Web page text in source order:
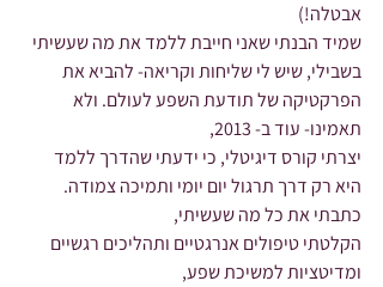
אבטלה!)
שמיד הבנתי שאני חייבת ללמד את מה שעשיתי
בשבילי, שיש לי שליחות וקריאה- להביא את
הפרקטיקה של תודעת השפע לעולם. ולא
תאמינו- עוד ב- 2013,
יצרתי קורס דיגיטלי, כי ידעתי שהדרך ללמד
היא רק דרך תרגול יום יומי ותמיכה צמודה.
כתבתי את כל מה שעשיתי,
הקלטתי טיפולים אנרגטיים ותהליכים רגשיים
ומדיטציות למשיכת שפע,